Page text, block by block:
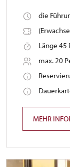
die
Länge
max. 20
MEHR